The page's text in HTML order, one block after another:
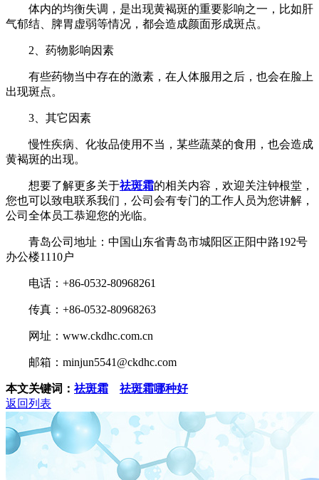
体内的均衡失调，是出现黄褐斑的重要影响之一，比如肝
气郁结、脾胃虚弱等情况，都会造成颜面形成斑点。
2、药物影响因素
有些药物当中存在的激素，在人体服用之后，也会在脸上
出现斑点。
3、其它因素
慢性疾病、化妆品使用不当，某些蔬菜的食用，也会造成
黄褐斑的出现。
想要了解更多关于祛斑霜的相关内容，欢迎关注钟根堂，
您也可以致电联系我们，公司会有专门的工作人员为您讲解，
公司全体员工恭迎您的光临。
青岛公司地址：中国山东省青岛市城阳区正阳中路192号
办公楼1110户
电话：+86-0532-80968261
传真：+86-0532-80968263
网址：www.ckdhc.com.cn
邮箱：minjun5541@ckdhc.com
本文关键词：祛斑霜
祛斑霜哪种好
返回列表